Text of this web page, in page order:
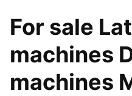
For sale
machines
machines